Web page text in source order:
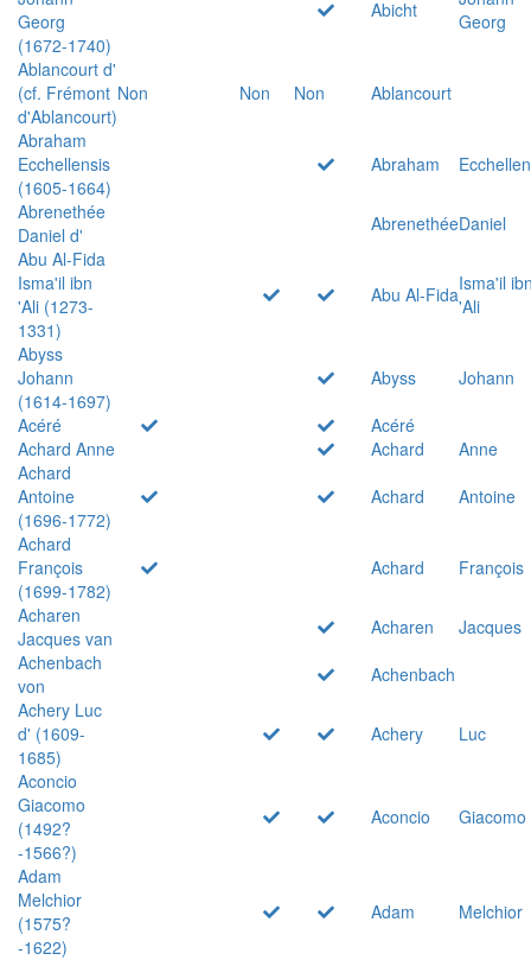
Georg
(1672-1740)
Abicht
Georg
Ablancourt d'
(cf. Frémont
d'Ablancourt)
Non Non Non
Ablancourt
Abraham
Ecchellensis
(1605-1664)
Abraham
Abrenethée
Daniel d'
AbrenethéeDaniel
Abu Al-Fida
Isma'il ibn
'Ali (1273-
1331)
Abu Al-FidaIsma'il
'Ali
Abyss
Johann
(1614-1697)
Abyss
Johann
Acéré
Acéré
Achard Anne
Achard
Anne
Achard
Antoine
(1696-1772)
Achard
Antoine
Achard
François
(1699-1782)
Achard
François
Acharen
Jacques van
Acharen
Jacques
Achenbach
von
Achenbach
Achery Luc
d' (1609-
1685)
Achery
Luc
Aconcio
Giacomo
(1492?
-1566?)
Aconcio Giacomo
Adam
Melchior
(1575?
-1622)
Adam Melchior